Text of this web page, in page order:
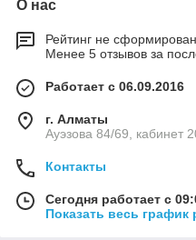
О нас
Рейтинг не сформирован
Менее 5 отзывов за
Работает с 06.09.2016
г. Алматы
Ауэзова 84/69, кабинет
Контакты
Сегодня работает с
Показать весь график